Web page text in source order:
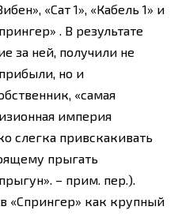
«Сат 1», «Кабель 1» и
. В результате
за ней, получили не
но и
«самая
империя
слегка привскакивать
прыгать
– прим. пер.).
«Спрингер» как крупный